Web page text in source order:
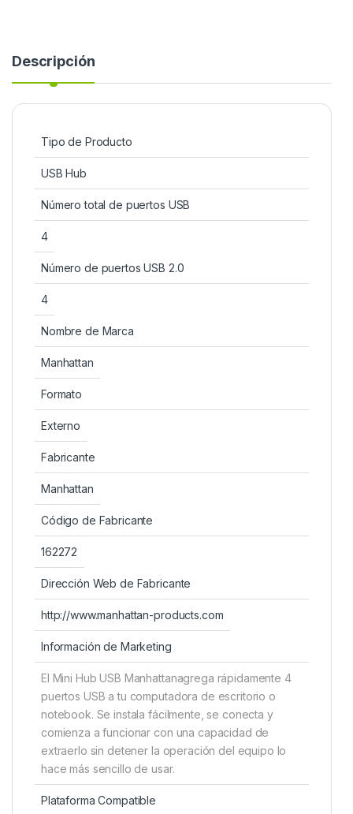
Descripción
Tipo de Producto
USB Hub
Número total de puertos USB
4
Número de puertos USB 2.0
4
Nombre de Marca
Manhattan
Formato
Externo
Fabricante
Manhattan
Código de Fabricante
162272
Dirección Web de Fabricante
http://www.manhattan-products.com
Información de Marketing
El Mini Hub USB Manhattanagrega rápidamente 4
puertos USB a tu computadora de escritorio o
notebook. Se instala fácilmente, se conecta y
comienza a funcionar con una capacidad de
extraerlo sin detener la operación del equipo lo
hace más sencillo de usar.
Plataforma Compatible